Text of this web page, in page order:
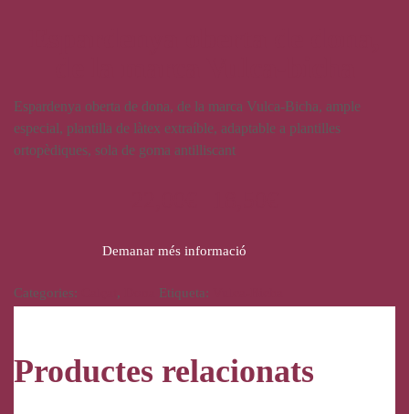
Espardenya oberta de dona, de la marca Vulca-Bicha, ample
especial, plantilla de làtex extraíble, adaptable a plantilles
ortopèdiques, sola de goma antilliscant
Demanar més informació
Categories: , Etiqueta:
Productes relacionats